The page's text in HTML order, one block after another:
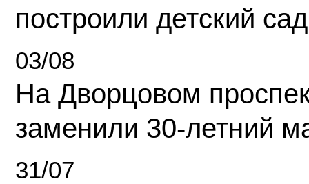
построили детский сад
03/08
На Дворцовом
заменили 30-летний
31/07